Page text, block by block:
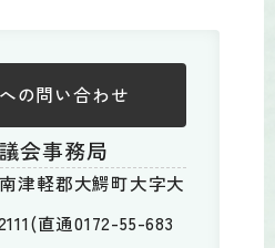
の問い合わせ
会事務局
津軽郡大鰐町大字大
直通0172-55-683